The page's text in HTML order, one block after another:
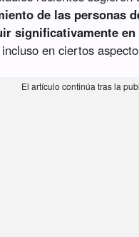
de las personas
significativamente
en ciertos